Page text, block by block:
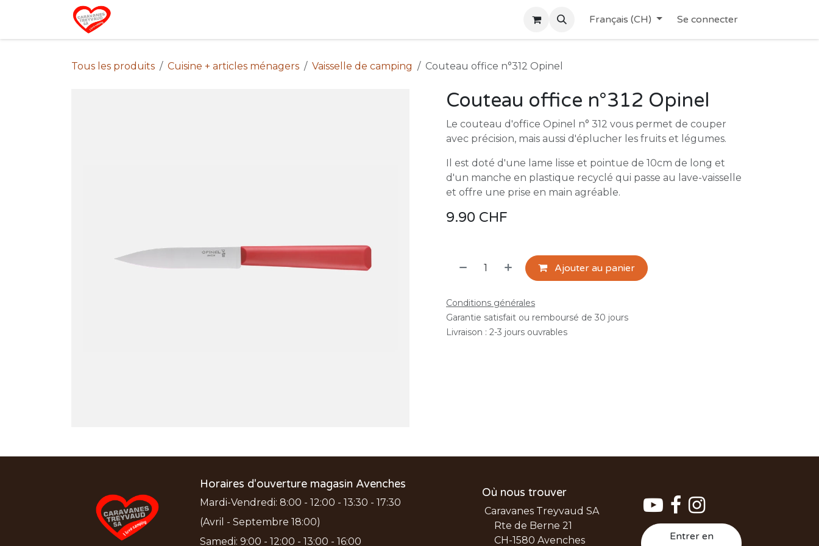
Se rendre au contenu
Français (CH) Se connecter
Tous les produits Cuisine + articles ménagers Vaisselle de camping Couteau office n°312 Opinel
Couteau office n°312 Opinel
Le couteau d'office Opinel n° 312 vous permet de couper
avec précision, mais aussi d'éplucher les fruits et légumes.
Il est doté d'une lame lisse et pointue de 10cm de long et
d'un manche en plastique recyclé qui passe au lave-vaisselle
et offre une prise en main agréable.
9.90 CHF
Ajouter au panier
Conditions générales
Garantie satisfait ou remboursé de 30 jours
Livraison : 2-3 jours ouvrables
Entrer en
Horaires d'ouverture magasin Avenches
Mardi-Vendredi: 8:00 - 12:00 - 13:30 - 17:30
(Avril - Septembre 18:00)
Samedi: 9:00 - 12:00 - 13:00 - 16:00
Où nous trouver
Caravanes Treyvaud SA
Rte de Berne 21
CH-1580 Avenches